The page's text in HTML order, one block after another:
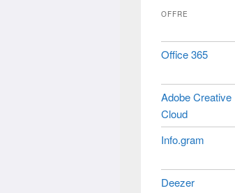
OFFRE
Office 365
Adobe Creative
Cloud
Info.gram
Deezer